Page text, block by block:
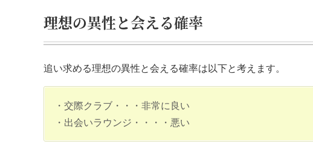
理想の異性と会える確率
追い求める理想の異性と会える確率は以下と考えます。
・交際クラブ・・・非常に良い
・出会いラウンジ・・・・悪い